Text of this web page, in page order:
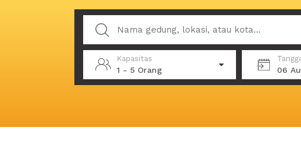
Kapasitas
1 - 5 Orang 06